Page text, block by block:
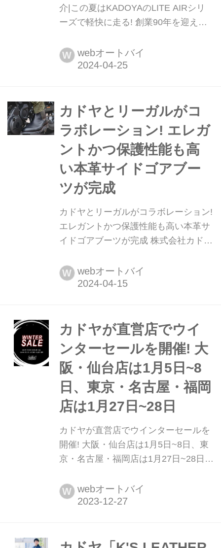
介|この夏はKADOYAのLITE AIRシリ
ーズで軽快に走る! 創業90年を迎える
適に楽しめる新たな軽量ブルゾンやジ
ャージなど、LITE AIRシリーズが登
できる1着だ。文:オートバイ編集部
W webオートバイ
カドヤとリーガルがコ
ラボレーション! エレガ
ントかつ保護性能も高
い本革サイドゴアブー
ツが完成
カドヤとリーガルがコラボレーション!
エレガントかつ保護性能も高い本革サ
イドゴアブーツが完成 株式会社カドヤ
ンとコラボレーション。オートバイ用
のサイドゴアブーツ「ライドチェルシ
W webオートバイ
カドヤが直営店でウイ
ンターセールを開催! 大
阪・仙台店は1月5日~8
日、東京・名古屋・福岡
店は1月27日~28日
カドヤが直営店でウインターセールを
開催! 大阪・仙台店は1月5日~8日、東
京・名古屋・福岡店は1月27日~28日
ウインターセールを開催します。セー
ルは1stステージ (仙台店・大阪店) と
W webオートバイ